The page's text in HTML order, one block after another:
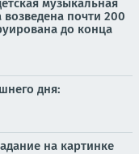
почти 200
до конца
дня:
на картинке